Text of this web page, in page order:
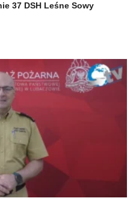
37 DSH Leśne Sowy